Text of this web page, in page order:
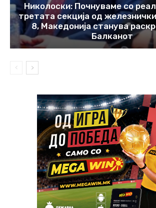
Николоски: Почнуваме со
третата секција од
8, Македонија станува
Балканот